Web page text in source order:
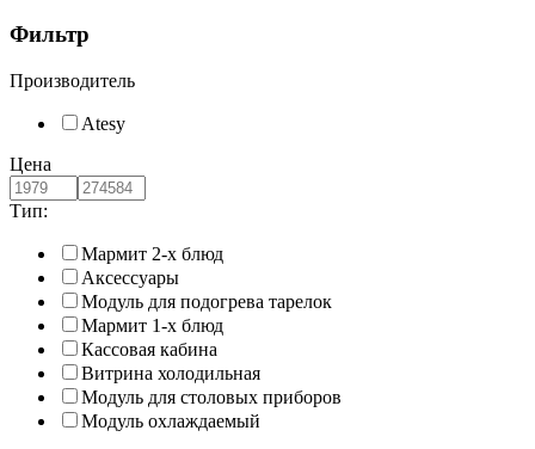
Фильтр
Производитель
Atesy
Цена
Тип:
Мармит 2-х блюд
Аксессуары
Модуль для подогрева тарелок
Мармит 1-х блюд
Кассовая кабина
Витрина холодильная
Модуль для столовых приборов
Модуль охлаждаемый